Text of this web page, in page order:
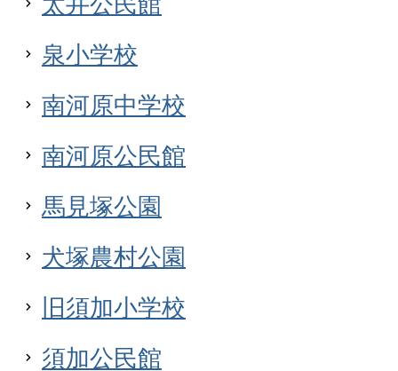
泉小学校
南河原中学校
南河原公民館
馬見塚公園
犬塚農村公園
旧須加小学校
須加公民館